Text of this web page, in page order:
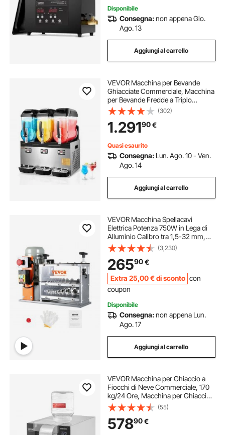
Disponibile
Consegna:non appena Gio.
Ago. 13
Aggiungi al carrello
VEVOR Macchina per Bevande
Ghiacciate Commerciale, Macchina
per Bevande Fredde a Triplo
Serbatoio 12L x 3, Macchina per
Bevande Ghiacciate in Acciaio Inox,
Macchina per Bevande Smoothie
Bar Hotel
(302)
1.29190€
Quasi esaurito
Consegna: Lun. Ago. 10 - Ven.
Ago. 14
Aggiungi al carrello
VEVOR Macchina Spellacavi
Elettrica Potenza 750W in Lega di
Alluminio Calibro tra 1,5-32 mm,
Macchinetta Spellafili Elettrica per
Cablaggio Cavi Elettrici 48 x 30 x
38cm, Macchina Elettrica Spellacavi
(3,230)
26590€
Extra 25,00 €di sconto con
coupon
Disponibile
Consegna:non appena Lun.
Ago. 17
Aggiungi al carrello
VEVOR Macchina per Ghiaccio a
Fiocchi di Neve Commerciale, 170
kg/24 Ore, Macchina per Ghiaccio
Tritato in Acciaio Inox, Sistema di
Raffreddamento ad Aria per
Dissipazione Calore, per Panetteria,
Bar
(55)
57890€